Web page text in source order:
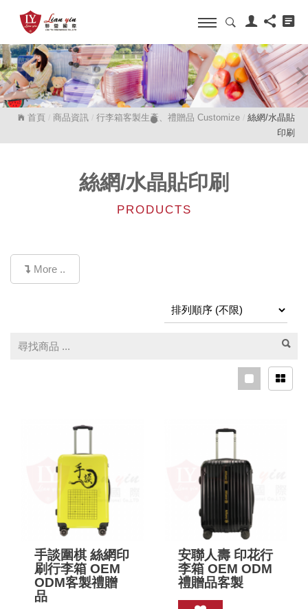
首頁 商品資訊 行李箱客製生產、禮贈品 Customize
絲網/水晶貼
印刷
絲網/水晶貼印刷
PRODUCTS
More ..
手談圍棋 絲網印
刷行李箱 OEM
ODM客製禮贈
品
安聯人壽 印花行
李箱 OEM ODM
禮贈品客製